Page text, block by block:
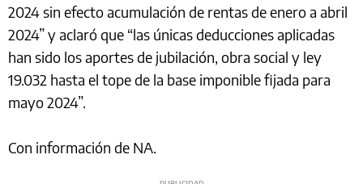
2024 sin efecto acumulación de rentas de enero a abril
2024” y aclaró que “las únicas deducciones aplicadas
han sido los aportes de jubilación, obra social y ley
19.032 hasta el tope de la base imponible fijada para
mayo 2024”.
Con información de NA.